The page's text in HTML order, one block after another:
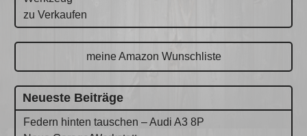
zu Verkaufen
meine Amazon Wunschliste
Neueste Beiträge
Federn hinten tauschen – Audi A3 8P